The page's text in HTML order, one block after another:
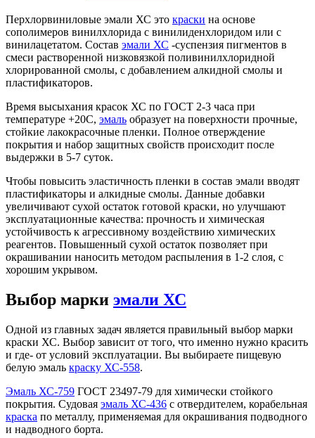
Перхлорвиниловые эмали ХС это краски на основе
сополимеров винилхлорида с винилиденхлоридом или с
винилацетатом. Состав эмали ХС -суспензия пигментов в
смеси растворенной низковязкой поливинилхлоридной
хлорированной смолы, с добавлением алкидной смолы и
пластификаторов.
Время высыхания красок ХС по ГОСТ 2-3 часа при
температуре +20С, эмаль образует на поверхности прочные,
стойкие лакокрасочные пленки. Полное отверждение
покрытия и набор защитных свойств происходит после
выдержки в 5-7 суток.
Чтобы повысить эластичность пленки в состав эмали вводят
пластификаторы и алкидные смолы. Данные добавки
увеличивают сухой остаток готовой краски, но улучшают
эксплуатационные качества: прочность и химическая
устойчивость к агрессивному воздействию химических
реагентов. Повышенный сухой остаток позволяет при
окрашивании наносить методом распыления в 1-2 слоя, с
хорошим укрывом.
Выбор марки эмали ХС
Одной из главных задач является правильный выбор марки
краски ХС. Выбор зависит от того, что именно нужно красить
и где- от условий эксплуатации. Вы выбираете пищевую
белую эмаль краску ХС-558.
Эмаль ХС-759 ГОСТ 23497-79 для химически стойкого
покрытия. Судовая эмаль ХС-436 с отвердителем, корабельная
краска по металлу, применяемая для окрашивания подводного
и надводного борта.